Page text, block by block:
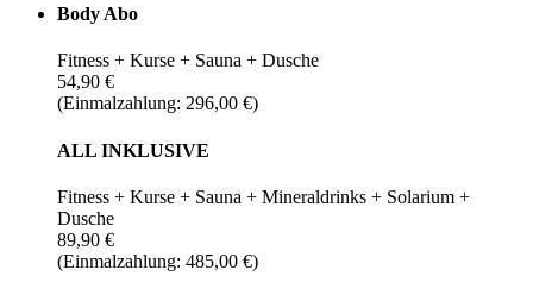
Body Abo
Fitness + Kurse + Sauna + Dusche
54,90 €
(Einmalzahlung: 296,00 €)
ALL INKLUSIVE
Fitness + Kurse + Sauna + Mineraldrinks + Solarium +
Dusche
89,90 €
(Einmalzahlung: 485,00 €)